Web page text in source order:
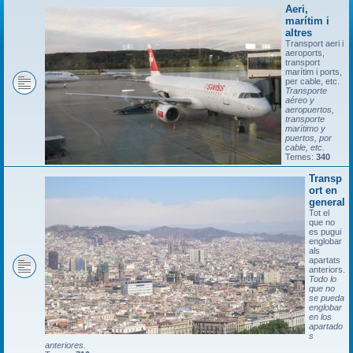
Aeri,
marítim i
altres
Transport aeri i
aeroports,
transport
marítim i ports,
per cable, etc.
Transporte
aéreo y
aeropuertos,
transporte
marítimo y
puertos, por
cable, etc.
Temes: 340
Transp
ort en
general
Tot el
que no
es pugui
englobar
als
apartats
anteriors.
Todo lo
que no
se pueda
englobar
en los
apartado
s
anteriores.